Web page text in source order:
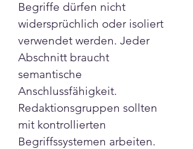
Begriffe dürfen nicht
widersprüchlich oder isoliert
verwendet werden. Jeder
Abschnitt braucht
semantische
Anschlussfähigkeit.
Redaktionsgruppen sollten
mit kontrollierten
Begriffssystemen arbeiten.